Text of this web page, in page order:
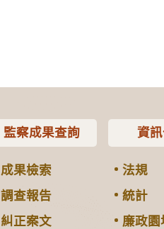
監察成果查詢
成果檢索
調查報告
糾正案文
資
法規
統計
廉政園